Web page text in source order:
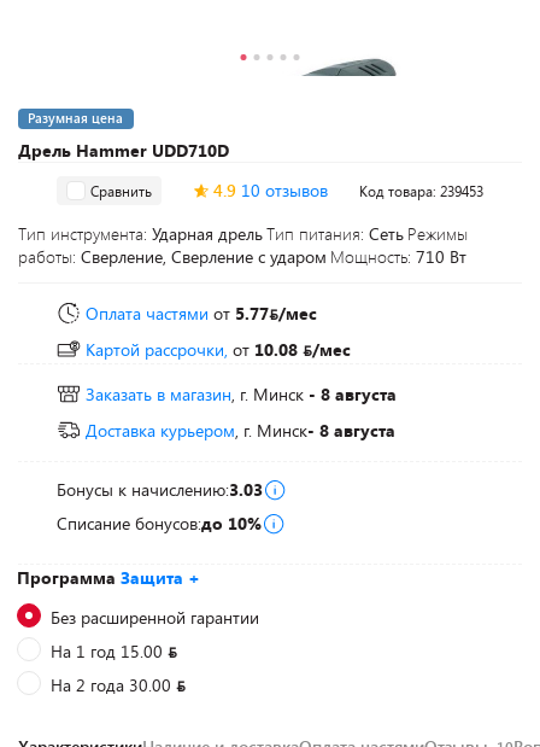
Дрель Hammer UDD710D
Разумная цена
Программа Защита +
Без расширенной гарантии
На 1 год 15.00
На 2 года 30.00
Сравнить 4.9 10 отзывов Код товара: 239453
Тип инструмента: Ударная дрельТип питания: Сеть Режимы
работы: Сверление, Сверление с ударом Мощность: 710 Вт
Оплата частями от 5.77 /мес
Картой рассрочки, от 10.08
/мес
Заказать в магазин, г. Минск - 8 августа
Доставка курьером, г. Минск- 8 августа
Бонусы к начислению:3.03
Списание бонусов:до 10%